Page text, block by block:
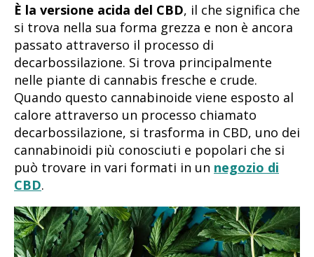
È la versione acida del CBD, il che significa che
si trova nella sua forma grezza e non è ancora
passato attraverso il processo di
decarbossilazione. Si trova principalmente
nelle piante di cannabis fresche e crude.
Quando questo cannabinoide viene esposto al
calore attraverso un processo chiamato
decarbossilazione, si trasforma in CBD, uno dei
cannabinoidi più conosciuti e popolari che si
può trovare in vari formati in un negozio di
CBD.